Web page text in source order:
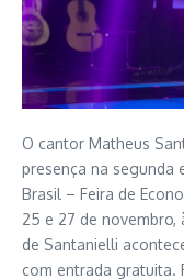
O cantor Matheus
presença na segunda
Brasil – Feira de
25 e 27 de novembro,
de Santanielli
com entrada gratuita.